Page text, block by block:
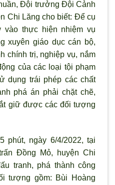
Đội trưởng Đội Cảnh
Chi Lăng cho biết: Để cụ
thực hiện nhiệm vụ
xuyên giáo dục cán bộ,
chính trị, nghiệp vụ, nắm
của các loại tội phạm
dụng trái phép các chất
phá án phải chặt chẽ,
giữ được các đối tượng
ngày 6/4/2022, tại
Đồng Mỏ, huyện Chi
tranh, phá thành công
tượng gồm: Bùi Hoàng